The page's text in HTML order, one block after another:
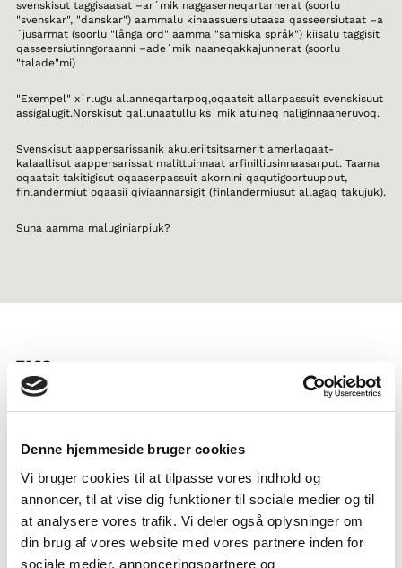
Denne hjemmeside bruger cookies
Vi bruger cookies til at tilpasse vores indhold og
annoncer, til at vise dig funktioner til sociale medier og til
at analysere vores trafik. Vi deler også oplysninger om
din brug af vores website med vores partnere inden for
sociale medier, annonceringspartnere og
TAGS
5.-6. klassit
Paasissutissaq
Nunat Avannarliit oqaaserisanik ilisimasat
svenskisut taggisaasat –ar´mik naggaserneqartarnerat (soorlu
"svenskar", "danskar") aammalu kinaassuersiutaasa qasseersiutaat –a
´jusarmat (soorlu "långa ord" aamma "samiska språk") kiisalu taggisit
qasseersiutinngoraanni –ade´mik naaneqakkajunnerat (soorlu
"talade"mi)
"Exempel" x´rlugu allanneqartarpoq,oqaatsit allarpassuit svenskisuut
assigalugit.Norskisut qallunaatullu ks´mik atuineq naliginnaaneruvoq.
Svenskisut aappersarissanik akuleriitsitsarnerit amerlaqaat-
kalaallisut aappersarissat malittuinnaat arfinilliusinnaasarput. Taama
oqaatsit takitigisut oqaaserpassuit akornini qaqutigoortuupput,
finlandermiut oqaasii qiviaannarsigit (finlandermiusut allagaq takujuk).
Suna aamma maluginiarpiuk?